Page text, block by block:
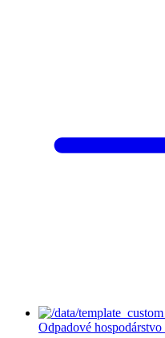
Odpadové hospodárstvo